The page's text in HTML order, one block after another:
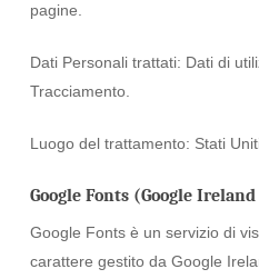
pagine.
Dati Personali trattati: Dati di
Tracciamento.
Luogo del trattamento: Stati
Google Fonts (Google
Google Fonts è un servizio di
carattere gestito da Google